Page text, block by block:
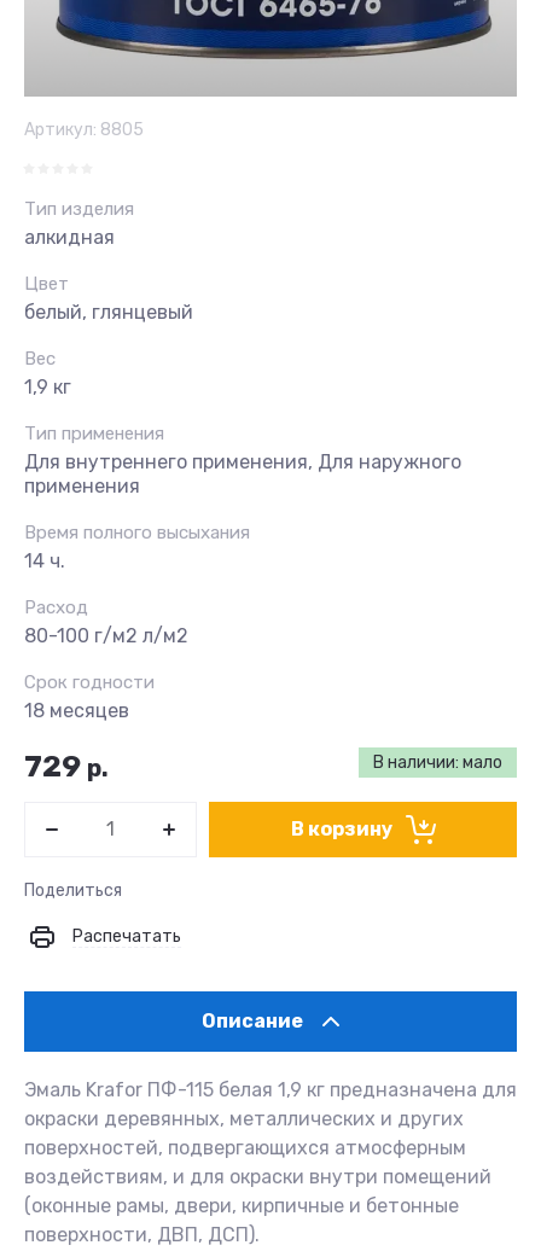
Артикул: 8805
Тип изделия
алкидная
Цвет
белый, глянцевый
Вес
1,9 кг
Тип применения
Для внутреннего применения, Для наружного
применения
Время полного высыхания
14 ч.
Расход
80-100 г/м2 л/м2
Срок годности
18 месяцев
В наличии: мало
729 р.
В корзину
Поделиться
Распечатать
Описание
Эмаль Krafor ПФ-115 белая 1,9 кг предназначена для
окраски деревянных, металлических и других
поверхностей, подвергающихся атмосферным
воздействиям, и для окраски внутри помещений
(оконные рамы, двери, кирпичные и бетонные
поверхности, ДВП, ДСП).